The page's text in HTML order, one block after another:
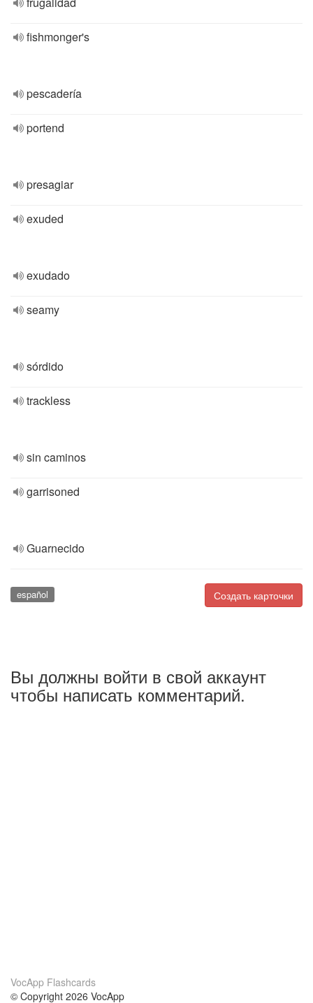
fishmonger's
pescadería
portend
presagiar
exuded
exudado
seamy
sórdido
trackless
sin caminos
garrisoned
Guarnecido
Создать карточки
español
Вы должны войти в свой аккаунт
чтобы написать комментарий.
VocApp Flashcards
© Copyright 2026 VocApp